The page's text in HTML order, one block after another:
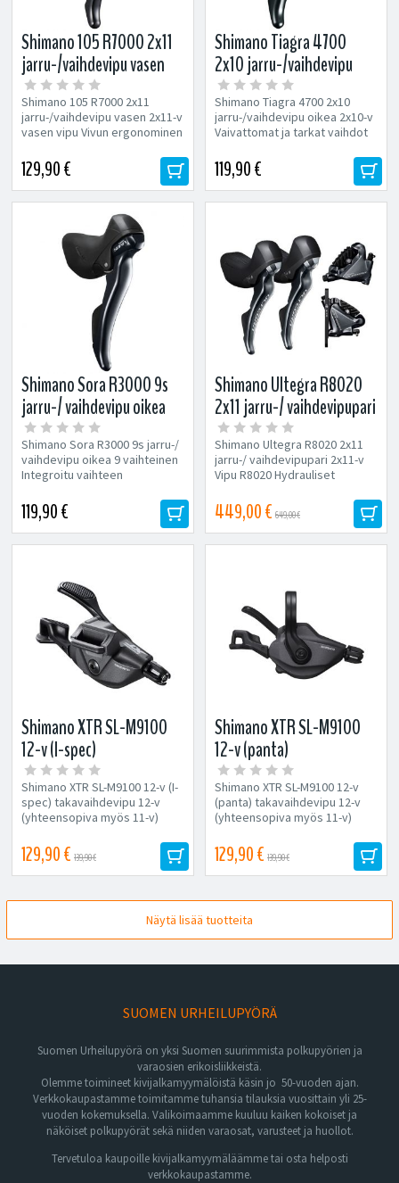
Shimano 105 R7000 2x11
jarru-/vaihdevipu vasen
Shimano 105 R7000 2x11
jarru-/vaihdevipu vasen 2x11-v
vasen vipu Vivun ergonominen
129,90 €
Shimano Tiagra 4700
2x10 jarru-/vaihdevipu
oikea
Shimano Tiagra 4700 2x10
jarru-/vaihdevipu oikea 2x10-v
Vaivattomat ja tarkat vaihdot
systeemi...
119,90 €
Shimano Sora R3000 9s
jarru-/ vaihdevipu oikea
Shimano Sora R3000 9s jarru-/
vaihdevipu oikea 9 vaihteinen
Integroitu vaihteen
119,90 €
Shimano Ultegra R8020
2x11 jarru-/ vaihdevipupari
Shimano Ultegra R8020 2x11
jarru-/ vaihdevipupari 2x11-v
Vipu R8020 Hydrauliset
täydellinen...
449,00 € 649,00 €
Shimano XTR SL-M9100
12-v (I-spec)
takavaihdevipu
Shimano XTR SL-M9100 12-v (I-
spec) takavaihdevipu 12-v
(yhteensopiva myös 11-v)
129,90 € 139,90 €
Shimano XTR SL-M9100
12-v (panta)
takavaihdevipu
Shimano XTR SL-M9100 12-v
(panta) takavaihdevipu 12-v
(yhteensopiva myös 11-v)
129,90 € 139,90 €
Näytä lisää tuotteita
SUOMEN URHEILUPYÖRÄ
Suomen Urheilupyörä on yksi Suomen suurimmista polkupyörien ja
varaosien erikoisliikkeistä.
Olemme toimineet kivijalkamyymälöistä käsin jo 50-vuoden ajan.
Verkkokaupastamme toimitamme tuhansia tilauksia vuosittain yli 25-
vuoden kokemuksella. Valikoimaamme kuuluu kaiken kokoiset ja
näköiset polkupyörät sekä niiden varaosat, varusteet ja huollot.
Tervetuloa kaupoille kivijalkamyymäläämme tai osta helposti
verkkokaupastamme.